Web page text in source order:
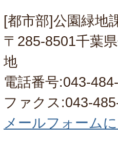
[都市部]公園緑地
〒285-8501千葉
地
電話番号:043-
ファクス:043-
メールフォーム